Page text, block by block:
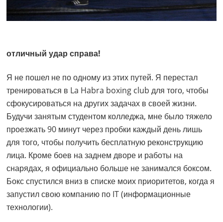
отличный удар справа!
Я не пошел не по одному из этих путей. Я перестал
тренироваться в La Habra boxing club для того, чтобы
сфокусироваться на других задачах в своей жизни.
Будучи занятым студентом колледжа, мне было тяжело
проезжать 90 минут через пробки каждый день лишь
для того, чтобы получить бесплатную реконструкцию
лица. Кроме боев на заднем дворе и работы на
снарядах, я официально больше не занимался боксом.
Бокс спустился вниз в списке моих приоритетов, когда я
запустил свою компанию по IT (информационные
технологии).